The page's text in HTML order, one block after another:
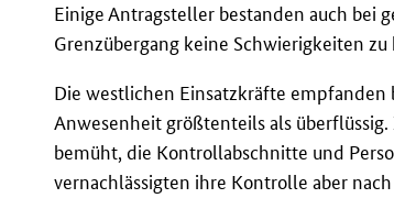
Einige Antragsteller bestanden auch bei
Grenzübergang keine Schwierigkeiten zu
Die westlichen Einsatzkräfte empfanden
Anwesenheit größtenteils als
bemüht, die Kontrollabschnitte und
vernachlässigten ihre Kontrolle aber